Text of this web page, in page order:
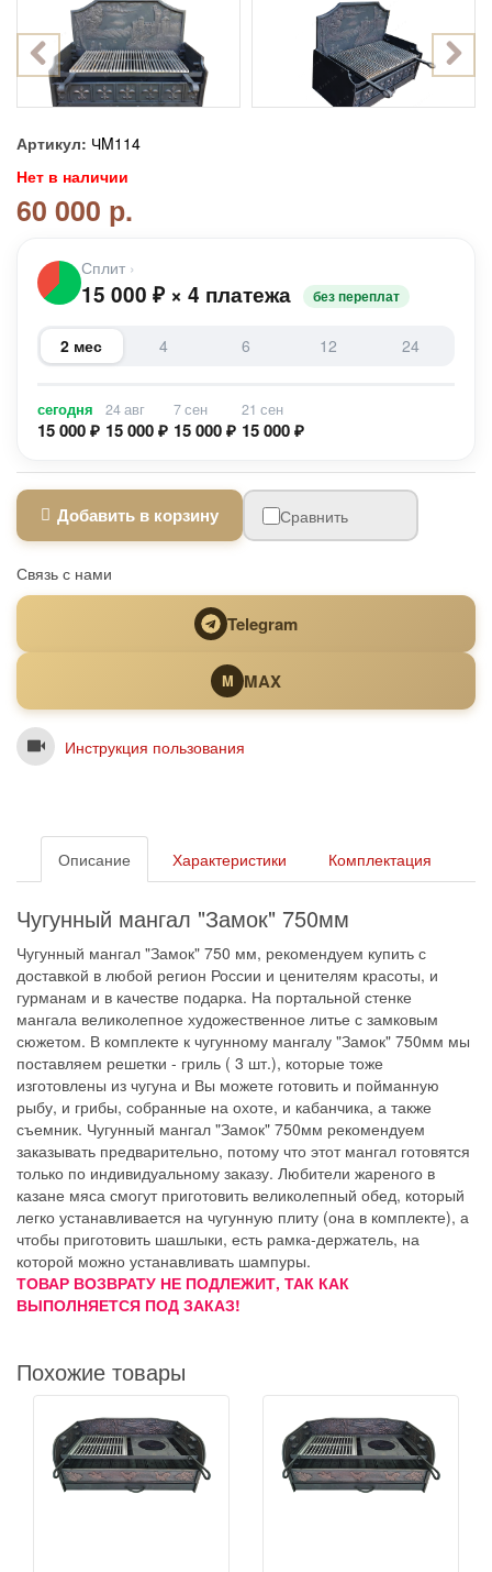
Артикул: ЧM114
Нет в наличии
60 000 р.
Сплит ›
15 000 ₽ × 4 платежа без переплат
2 мес 4 6 12 24
сегодня
15 000 ₽
24 авг
15 000 ₽
7 сен
15 000 ₽
21 сен
15 000 ₽
Добавить в корзину Сравнить
Связь с нами
Telegram
M MAX
Инструкция пользования
Описание Характеристики Комплектация
Чугунный мангал "Замок" 750мм
Чугунный мангал "Замок" 750 мм, рекомендуем купить с
доставкой в любой регион России и ценителям красоты, и
гурманам и в качестве подарка. На портальной стенке
мангала великолепное художественное литье с замковым
сюжетом. В комплекте к чугунному мангалу "Замок" 750мм мы
поставляем решетки - гриль ( 3 шт.), которые тоже
изготовлены из чугуна и Вы можете готовить и пойманную
рыбу, и грибы, собранные на охоте, и кабанчика, а также
съемник. Чугунный мангал "Замок" 750мм рекомендуем
заказывать предварительно, потому что этот мангал готовятся
только по индивидуальному заказу. Любители жареного в
казане мяса смогут приготовить великолепный обед, который
легко устанавливается на чугунную плиту (она в комплекте), а
чтобы приготовить шашлыки, есть рамка-держатель, на
которой можно устанавливать шампуры.
ТОВАР ВОЗВРАТУ НЕ ПОДЛЕЖИТ, ТАК КАК
ВЫПОЛНЯЕТСЯ ПОД ЗАКАЗ!
Похожие товары